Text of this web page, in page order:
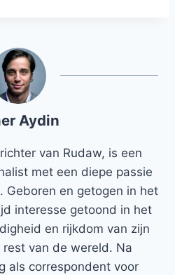
Aydin
van Rudaw, is een
met een diepe passie
Geboren en getogen in het
interesse getoond in het
en rijkdom van zijn
van de wereld. Na
als correspondent voor